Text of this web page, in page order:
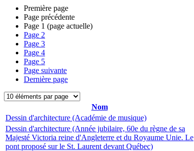
Première page
Page précédente
Page 1 (page actuelle)
Page 2
Page 3
Page 4
Page 5
Page suivante
Dernière page
Nom
Dessin d'architecture (Académie de musique)
Dessin d'architecture (Année jubilaire, 60e du règne de sa
Majesté Victoria reine d'Angleterre et du Royaume Unie. Le
pont proposé sur le St. Laurent devant Québec)